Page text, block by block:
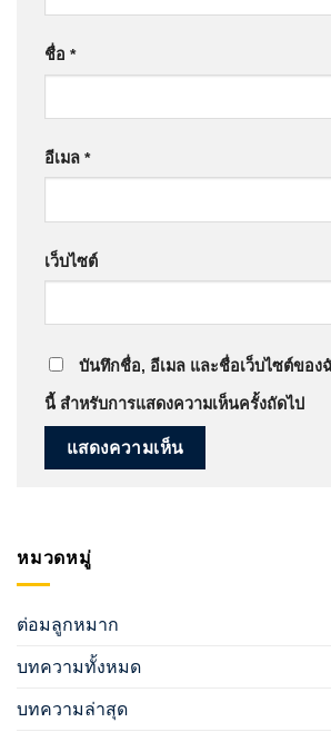
ชื่อ *
อีเมล *
เว็บไซต์
บันทึกชื่อ, อีเมล และชื่อเว็บไซต์ของ
นี้ สำหรับการแสดงความเห็นครั้งถัดไป
หมวดหมู่
ต่อมลูกหมาก
บทความทั้งหมด
บทความล่าสุด